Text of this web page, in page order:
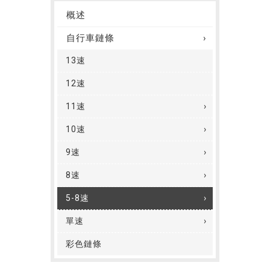
概述
自行車鏈條
13速
12速
11速
10速
9速
8速
5-8速
單速
彩色鏈條